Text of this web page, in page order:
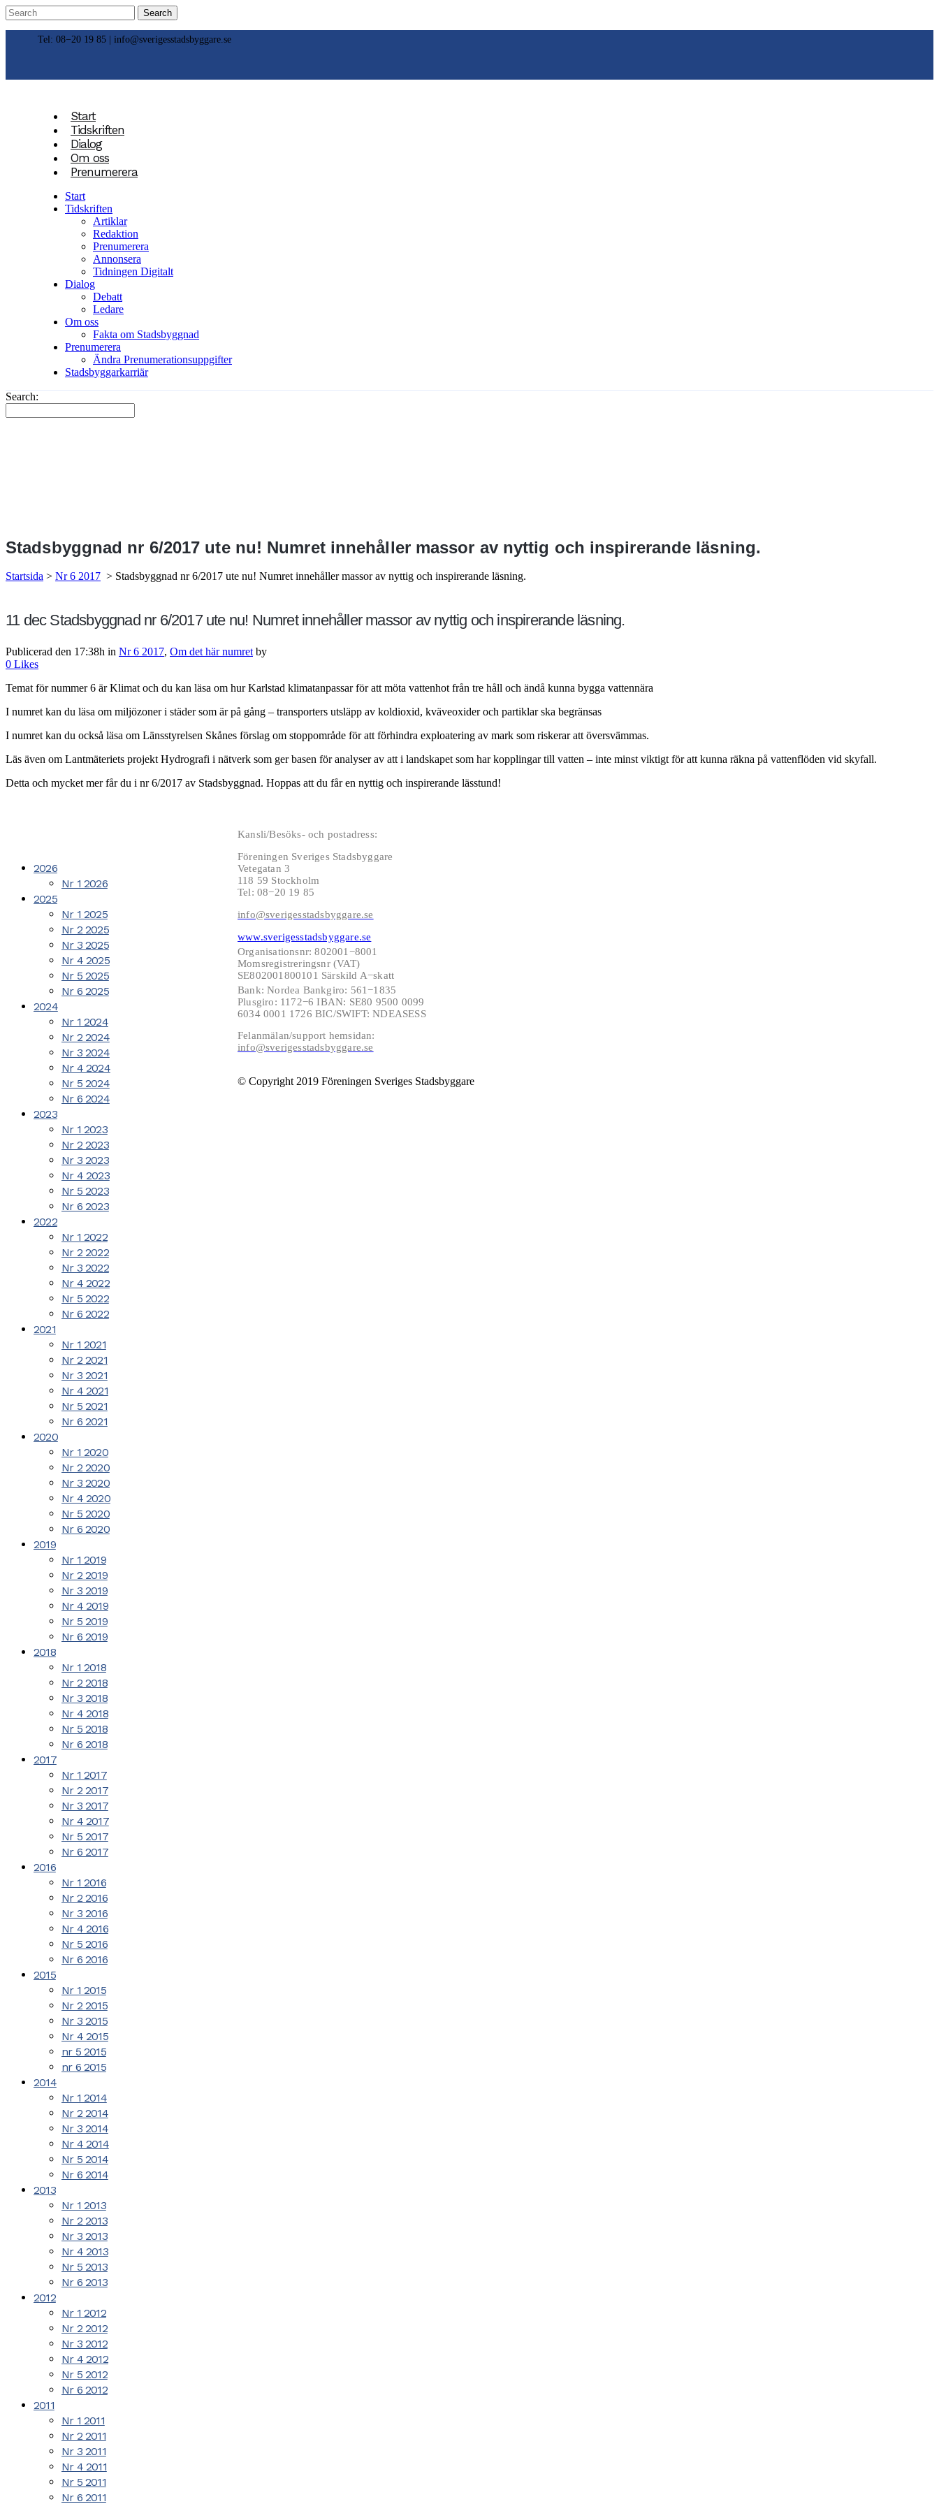
Tel: 08−20 19 85 | info@sverigesstadsbyggare.se
Start
Tidskriften
Dialog
Om oss
Prenumerera
Start
Tidskriften
Artiklar
Redaktion
Prenumerera
Annonsera
Tidningen Digitalt
Dialog
Debatt
Ledare
Om oss
Fakta om Stadsbyggnad
Prenumerera
Ändra Prenumerationsuppgifter
Stadsbyggarkarriär
Search:
Stadsbyggnad nr 6/2017 ute nu! Numret innehåller massor av nyttig och inspirerande läsning.
Startsida > Nr 6 2017 > Stadsbyggnad nr 6/2017 ute nu! Numret innehåller massor av nyttig och inspirerande läsning.
11 decStadsbyggnad nr 6/2017 ute nu! Numret innehåller massor av nyttig och inspirerande läsning.
Publicerad den 17:38h in Nr 6 2017, Om det här numret by
0 Likes
Temat för nummer 6 är Klimat och du kan läsa om hur Karlstad klimatanpassar för att möta vattenhot från tre håll och ändå kunna bygga vattennära
I numret kan du läsa om miljözoner i städer som är på gång – transporters utsläpp av koldioxid, kväveoxider och partiklar ska begränsas
I numret kan du också läsa om Länsstyrelsen Skånes förslag om stoppområde för att förhindra exploatering av mark som riskerar att översvämmas.
Läs även om Lantmäteriets projekt Hydrografi i nätverk som ger basen för analyser av att i landskapet som har kopplingar till vatten – inte minst viktigt för att kunna räkna på vattenflöden vid skyfall.
Detta och mycket mer får du i nr 6/2017 av Stadsbyggnad. Hoppas att du får en nyttig och inspirerande lässtund!
2026
Nr 1 2026
2025
Nr 1 2025
Nr 2 2025
Nr 3 2025
Nr 4 2025
Nr 5 2025
Nr 6 2025
2024
Nr 1 2024
Nr 2 2024
Nr 3 2024
Nr 4 2024
Nr 5 2024
Nr 6 2024
2023
Nr 1 2023
Nr 2 2023
Nr 3 2023
Nr 4 2023
Nr 5 2023
Nr 6 2023
2022
Nr 1 2022
Nr 2 2022
Nr 3 2022
Nr 4 2022
Nr 5 2022
Nr 6 2022
2021
Nr 1 2021
Nr 2 2021
Nr 3 2021
Nr 4 2021
Nr 5 2021
Nr 6 2021
2020
Nr 1 2020
Nr 2 2020
Nr 3 2020
Nr 4 2020
Nr 5 2020
Nr 6 2020
2019
Nr 1 2019
Nr 2 2019
Nr 3 2019
Nr 4 2019
Nr 5 2019
Nr 6 2019
2018
Nr 1 2018
Nr 2 2018
Nr 3 2018
Nr 4 2018
Nr 5 2018
Nr 6 2018
2017
Nr 1 2017
Nr 2 2017
Nr 3 2017
Nr 4 2017
Nr 5 2017
Nr 6 2017
2016
Nr 1 2016
Nr 2 2016
Nr 3 2016
Nr 4 2016
Nr 5 2016
Nr 6 2016
2015
Nr 1 2015
Nr 2 2015
Nr 3 2015
Nr 4 2015
nr 5 2015
nr 6 2015
2014
Nr 1 2014
Nr 2 2014
Nr 3 2014
Nr 4 2014
Nr 5 2014
Nr 6 2014
2013
Nr 1 2013
Nr 2 2013
Nr 3 2013
Nr 4 2013
Nr 5 2013
Nr 6 2013
2012
Nr 1 2012
Nr 2 2012
Nr 3 2012
Nr 4 2012
Nr 5 2012
Nr 6 2012
2011
Nr 1 2011
Nr 2 2011
Nr 3 2011
Nr 4 2011
Nr 5 2011
Nr 6 2011
Kansli/Besöks- och postadress:
Föreningen Sveriges Stadsbyggare
Vetegatan 3
118 59 Stockholm
Tel: 08−20 19 85
info@sverigesstadsbyggare.se
www.sverigesstadsbyggare.se
Organisationsnr: 802001−8001
Momsregistreringsnr (VAT)
SE802001800101 Särskild A−skatt
Bank: Nordea Bankgiro: 561−1835
Plusgiro: 1172−6 IBAN: SE80 9500 0099
6034 0001 1726 BIC/SWIFT: NDEASESS
Felanmälan/support hemsidan:
info@sverigesstadsbyggare.se
© Copyright 2019 Föreningen Sveriges Stadsbyggare